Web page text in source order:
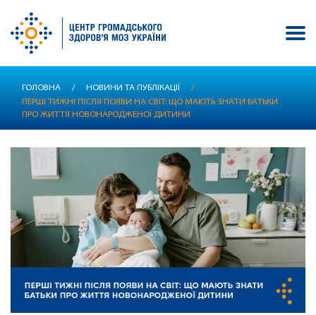
ГОЛОВНА / НОВИНИ ТА ПУБЛІКАЦІЇ
/
ПЕРШІ ТИЖНІ ПІСЛЯ ПОЯВИ НА СВІТ: ЩО МАЮТЬ ЗНАТИ БАТЬКИ
ПРО ЖИТТЯ НОВОНАРОДЖЕНОЇ ДИТИНИ